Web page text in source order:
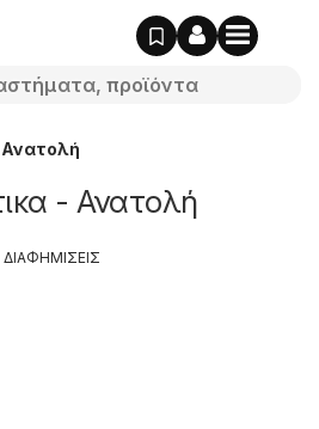
Ανατολή
- Ανατολή
ΔΙΑΦΗΜΙΣΕΙΣ